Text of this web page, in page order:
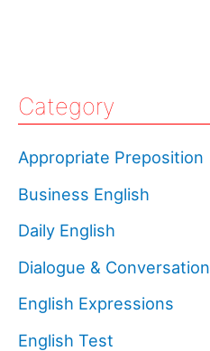
Category
Appropriate Preposition
Business English
Daily English
Dialogue & Conversation
English Expressions
English Test